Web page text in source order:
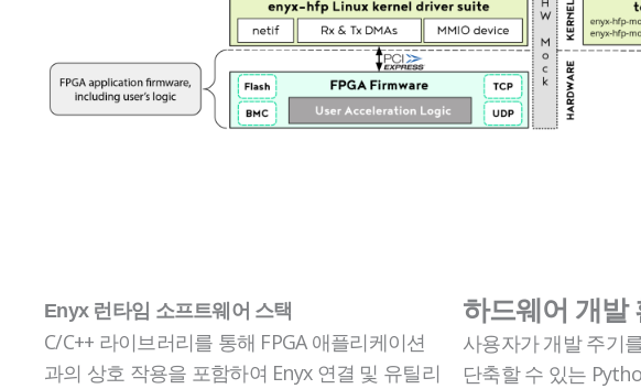
Enyx 런타임 소프트웨어 스택
C/C++ 라이브러리를 통해 FPGA 애플리케이션
과의 상호 작용을 포함하여 Enyx 연결 및 유틸리
하드웨어 개발
사용자가 개발 주기
단축할 수 있는